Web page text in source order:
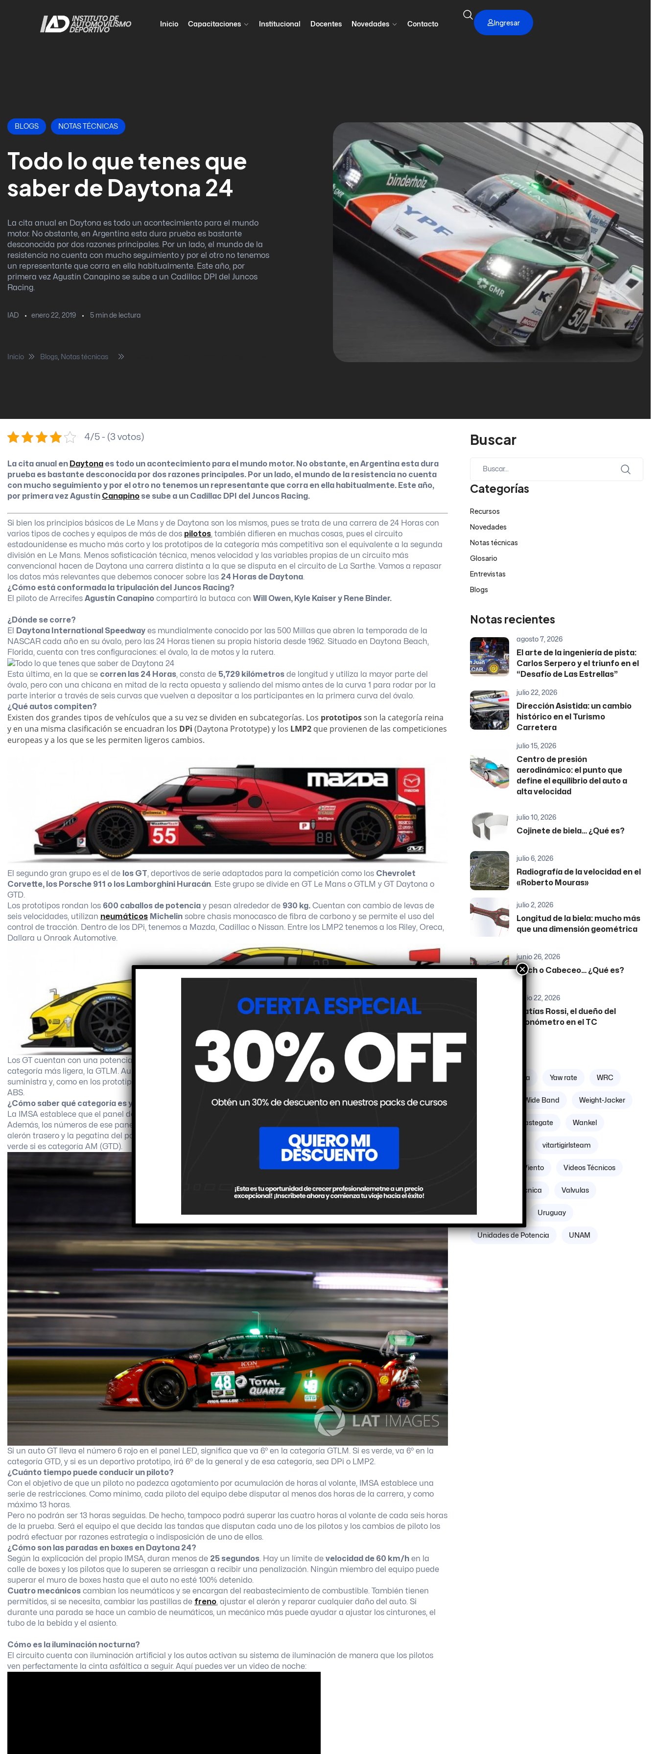
Inicio Capacitaciones Institucional Docentes Novedades Contacto Ingresar
BLOGS NOTAS TÉCNICAS
Todo lo que tenes que
saber de Daytona 24
La cita anual en Daytona es todo un acontecimiento para el mundo
motor. No obstante, en Argentina esta dura prueba es bastante
desconocida por dos razones principales. Por un lado, el mundo de la
resistencia no cuenta con mucho seguimiento y por el otro no tenemos
un representante que corra en ella habitualmente. Este año, por
primera vez Agustín Canapino se sube a un Cadillac DPI del Juncos
Racing.
IAD enero 22, 2019 5 min de lectura
Inicio Blogs Notas técnicas
4/5 - (3 votos)
La cita anual en Daytona es todo un acontecimiento para el mundo motor. No obstante, en Argentina esta dura
prueba es bastante desconocida por dos razones principales. Por un lado, el mundo de la resistencia no cuenta
con mucho seguimiento y por el otro no tenemos un representante que corra en ella habitualmente. Este año,
por primera vez Agustín Canapino se sube a un Cadillac DPI del Juncos Racing.
Si bien los principios básicos de Le Mans y de Daytona son los mismos, pues se trata de una carrera de 24 Horas con
varios tipos de coches y equipos de más de dos pilotos, también difieren en muchas cosas, pues el circuito
estadounidense es mucho más corto y los prototipos de la categoría más competitiva son el equivalente a la segunda
división en Le Mans. Menos sofisticación técnica, menos velocidad y las variables propias de un circuito más
convencional hacen de Daytona una carrera distinta a la que se disputa en el circuito de La Sarthe. Vamos a repasar
los datos más relevantes que debemos conocer sobre las 24 Horas de Daytona.
¿Cómo está conformada la tripulación del Juncos Racing?
El piloto de Arrecifes Agustín Canapino compartirá la butaca con Will Owen, Kyle Kaiser y Rene Binder.
¿Dónde se corre?
El
Daytona International Speedway es mundialmente conocido por las 500 Millas que abren la temporada de la
NASCAR cada año en su óvalo, pero las 24 Horas tienen su propia historia desde 1962. Situado en Daytona Beach,
Florida, cuenta con tres configuraciones: el óvalo, la de motos y la rutera.
Esta última, en la que se corren las 24 Horas, consta de 5,729 kilómetros de longitud y utiliza la mayor parte del
óvalo, pero con una chicana en mitad de la recta opuesta y saliendo del mismo antes de la curva 1 para rodar por la
parte interior a través de seis curvas que vuelven a depositar a los participantes en la primera curva del óvalo.
¿Qué autos compiten?
Existen dos grandes tipos de vehículos que a su vez se dividen en subcategorías. Los prototiposson la categoría reina
y en una misma clasificación se encuadran los DPi (Daytona Prototype) y los LMP2 que provienen de las competiciones
europeas y a los que se les permiten ligeros cambios.
El segundo gran grupo es el de los GT, deportivos de serie adaptados para la competición como los Chevrolet
Corvette, los Porsche 911 o los Lamborghini Huracán. Este grupo se divide en GT Le Mans o GTLM y GT Daytona o
GTD.
Los prototipos rondan los 600 caballos de potencia y pesan alrededor de 930 kg. Cuentan con cambio de levas de
seis velocidades, utilizan neumáticos Michelin sobre chasis monocasco de fibra de carbono y se permite el uso del
control de tracción. Dentro de los DPi, tenemos a Mazda, Cadillac o Nissan. Entre los LMP2 tenemos a los Riley, Oreca,
Dallara u Onroak Automotive.
Los GT cuentan con una potencia de entre 500 y 525 caballos , pesando un mínimo de1.245 kg.
en el caso de la
categoría más ligera, la GTLM. Aunque el apartado de los neumáticos está abierto, actualmente esMichelin
suministra y, como en los prototipos, se permite el control de tracción. En la categoría GTD también se puede utilizar
ABS.
¿Cómo saber qué categoría es y en qué posición van?
La IMSA establece que el panel de luz que llevan en el
Además, los números de ese panel, los espejos, una pegatina con el nombre de la categoría, el dorsal, una parte del
alerón trasero y la pegatina del parabrisas llevan un color: rojo si es un piloto de categoría Pro (Prototipos y GTLM) y
verde si es categoría AM (GTD).
Si un auto GT lleva el número 6 rojo en el panel LED, significa que va 6º en la categoría GTLM. Si es verde, va 6º en la
categoría GTD, y si es un deportivo prototipo, irá 6º de la general y de esa categoría, sea DPi o LMP2.
¿Cuánto tiempo puede conducir un piloto?
Con el objetivo de que un piloto no padezca agotamiento por acumulación de horas al volante, IMSA establece una
serie de restricciones. Como mínimo, cada piloto del equipo debe disputar al menos dos horas de la carrera, y como
máximo 13 horas.
Pero no podrán ser 13 horas seguidas. De hecho, tampoco podrá superar las cuatro horas al volante de cada seis horas
de la prueba. Será el equipo el que decida las tandas que disputan cada uno de los pilotos y los cambios de piloto los
podrá efectuar por razones estrategia o indisposición de uno de ellos.
¿Cómo son las paradas en boxes en Daytona 24?
Según la explicación del propio IMSA, duran menos de 25 segundos. Hay un límite de velocidad de 60 km/h en la
calle de boxes y los pilotos que lo superen se arriesgan a recibir una penalización. Ningún miembro del equipo puede
superar el muro de boxes hasta que el auto no esté 100% detenido.
Cuatro mecánicos cambian los neumáticos y se encargan del reabastecimiento de combustible. También tienen
permitidos, si se necesita, cambiar las pastillas de freno, ajustar el alerón y reparar cualquier daño del auto. Si
durante una parada se hace un cambio de neumáticos, un mecánico más puede ayudar a ajustar los cinturones, el
tubo de la bebida y el asiento.
Cómo es la iluminación nocturna?
El circuito cuenta con iluminación artificial y los autos activan su sistema de iluminación de manera que los pilotos
ven perfectamente la cinta asfáltica a seguir. Aquí puedes ver un video de noche:
Buscar
Categorías
Recursos
Novedades
Notas técnicas
Glosario
Entrevistas
Blogs
Notas recientes
agosto 7, 2026
El arte de la ingeniería de pista:
Carlos Serpero y el triunfo en el
“Desafío de Las Estrellas”
julio 22, 2026
Dirección Asistida: un cambio
histórico en el Turismo
Carretera
julio 15, 2026
Centro de presión
aerodinámico: el punto que
define el equilibrio del auto a
alta velocidad
julio 10, 2026
Cojinete de biela… ¿Qué es?
julio 6, 2026
Radiografía de la velocidad en el
«Roberto Mouras»
julio 2, 2026
Longitud de la biela: mucho más
que una dimensión geométrica
junio 26, 2026
Pitch o Cabeceo… ¿Qué es?
junio 22, 2026
Matías Rossi, el dueño del
cronómetro en el TC
Zona geográfica Yaw rate WRC
Wide Band Weight-Jacker
Wastegate Wankel
vitartigirlsteam
Viento Videos Técnicos
Verificación Técnica Valvulas
Uruguay
Unidades de Potencia UNAM
×